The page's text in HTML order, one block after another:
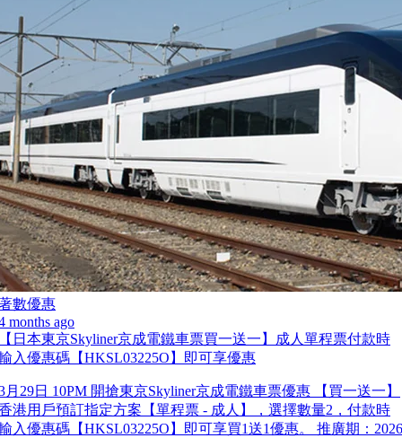
數優惠
months ago
日本東京Skyliner京成電鐵車票買一送一】成人單程票付款時
入優惠碼【HKSL03225O】即可享優惠
月29日 10PM 開搶東京Skyliner京成電鐵車票優惠 【買一送一】
港用戶預訂指定方案【單程票 - 成人】，選擇數量2，付款時
入優惠碼【HKSL03225O】即可享買1送1優惠。 推廣期：2026